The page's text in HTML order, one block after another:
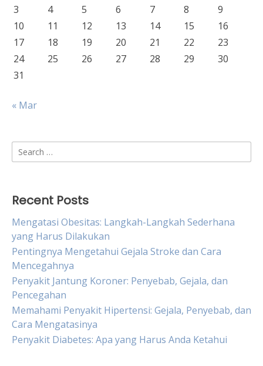
3
4 5 6 7 8
9
10
11 12 13 14 15
16
17
18 19 20 21 22
23
24
25 26 27 28 29
30
31
« Mar
Search
for:
Recent Posts
Mengatasi Obesitas: Langkah-Langkah Sederhana
yang Harus Dilakukan
Pentingnya Mengetahui Gejala Stroke dan Cara
Mencegahnya
Penyakit Jantung Koroner: Penyebab, Gejala, dan
Pencegahan
Memahami Penyakit Hipertensi: Gejala, Penyebab, dan
Cara Mengatasinya
Penyakit Diabetes: Apa yang Harus Anda Ketahui